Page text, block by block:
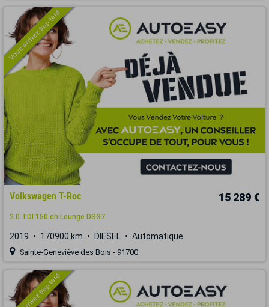
Vous arrivez trop tard
Volkswagen T-Roc 15 289 €
2.0 TDI 150 ch Lounge DSG7
2019 170900 km DIESEL Automatique
Sainte-Geneviève des Bois - 91700